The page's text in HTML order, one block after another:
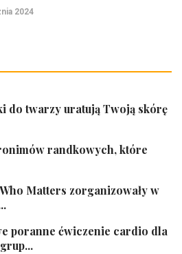
2024
do twarzy uratują Twoją skórę
randkowych, które
Matters zorganizowały w
poranne ćwiczenie cardio dla